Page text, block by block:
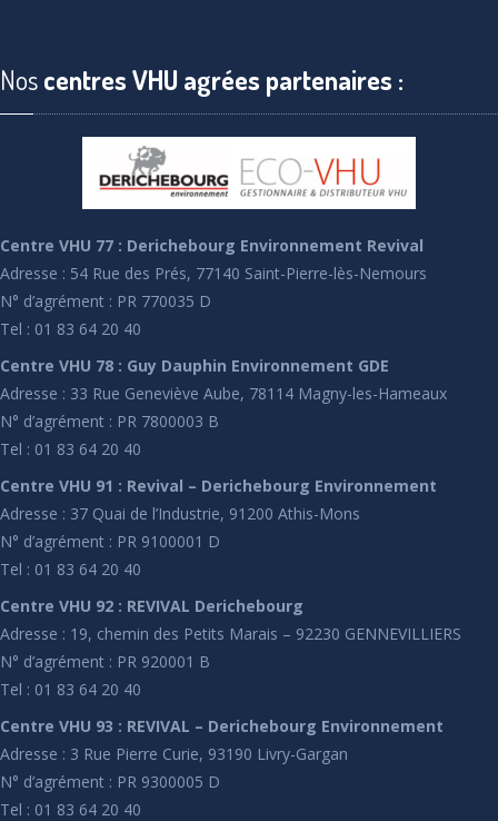
Noscentres VHU agrées partenaires :
Centre VHU 77 : Derichebourg Environnement Revival
Adresse : 54 Rue des Prés, 77140 Saint-Pierre-lès-Nemours
N° d’agrément : PR 770035 D
Tel : 01 83 64 20 40
Centre VHU 78 : Guy Dauphin Environnement GDE
Adresse : 33 Rue Geneviève Aube, 78114 Magny-les-Hameaux
N° d’agrément : PR 7800003 B
Tel : 01 83 64 20 40
Centre VHU 91 : Revival – Derichebourg Environnement
Adresse : 37 Quai de l’Industrie, 91200 Athis-Mons
N° d’agrément : PR 9100001 D
Tel : 01 83 64 20 40
Centre VHU 92 : REVIVAL Derichebourg
Adresse : 19, chemin des Petits Marais – 92230 GENNEVILLIERS
N° d’agrément : PR 920001 B
Tel : 01 83 64 20 40
Centre VHU 93 : REVIVAL – Derichebourg Environnement
Adresse : 3 Rue Pierre Curie, 93190 Livry-Gargan
N° d’agrément : PR 9300005 D
Tel : 01 83 64 20 40